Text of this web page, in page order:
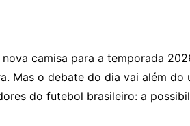
camisa para a temporada
Mas o debate do dia vai além
do futebol brasileiro: a